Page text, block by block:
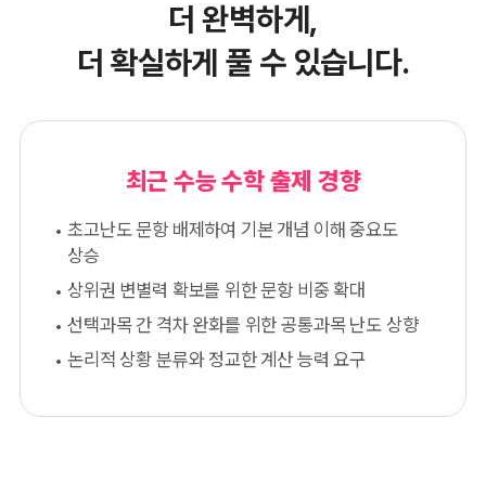
더 완벽하게,
더 확실하게 풀 수 있습니다.
최근 수능 수학 출제 경향
초고난도 문항 배제하여 기본 개념 이해 중요도
상승
상위권 변별력 확보를 위한 문항 비중 확대
선택과목 간 격차 완화를 위한 공통과목 난도 상향
논리적 상황 분류와 정교한 계산 능력 요구